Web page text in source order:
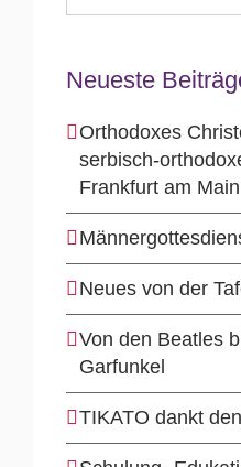
Neueste
Orthodoxes
serbisch-
Frankfurt am Main
Neues von der
Von den Beatles
Garfunkel
TIKATO dankt